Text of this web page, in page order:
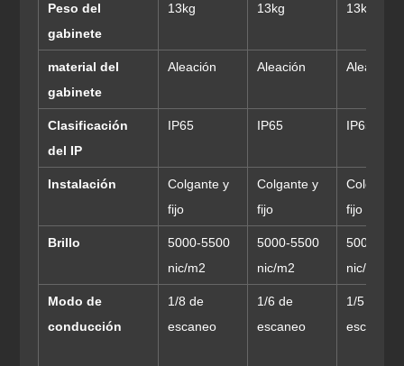
Peso del
gabinete
13kg 13kg 13kg
material del
gabinete
Aleación Aleación Aleación
Clasificación
del IP
IP65 IP65 IP65
Instalación
Colgante y
fijo
Colgante y
fijo
Colgante
fijo
Brillo
5000-5500
nic/m2
5000-5500
nic/m2
5000-
nic/m2
Modo de
conducción
1/8 de
escaneo
1/6 de
escaneo
1/5 de
escaneo